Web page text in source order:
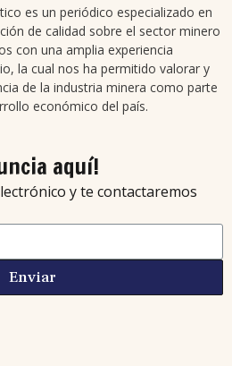
es un periódico especializado en
de calidad sobre el sector minero
con una amplia experiencia
la cual nos ha permitido valorar y
de la industria minera como parte
económico del país.
aquí!
y te contactaremos
Enviar